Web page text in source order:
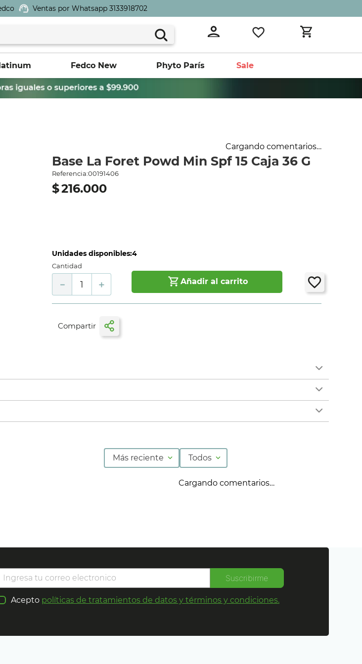
Ventas por Whatsapp 3133918702
Fedco New Phyto París Sale
Cargando comentarios…
Base La Foret Powd Min Spf 15 Caja 36 G
Referencia:00191406
$216.000
Unidades disponibles:4
Cantidad
＋
－ Añadir al carrito
Más reciente Todos
Cargando comentarios…
Suscribirme
Acepto políticas de tratamientos de datos y términos y condiciones.